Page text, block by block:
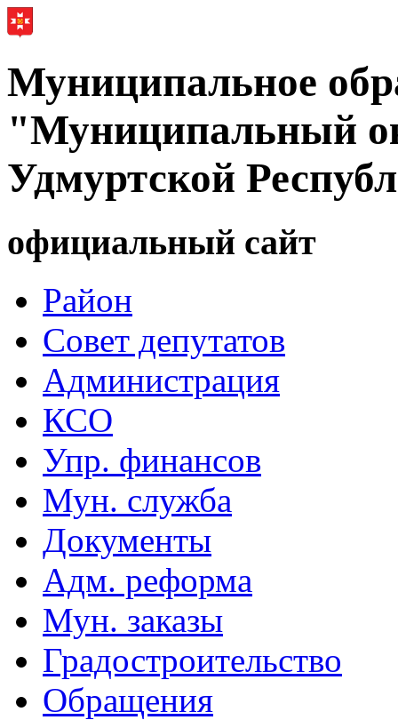
Муниципальное
"Муниципальный
Удмуртской
официальный сайт
Район
Совет депутатов
Администрация
КСО
Упр. финансов
Мун. служба
Документы
Адм. реформа
Мун. заказы
Градостроительство
Обращения